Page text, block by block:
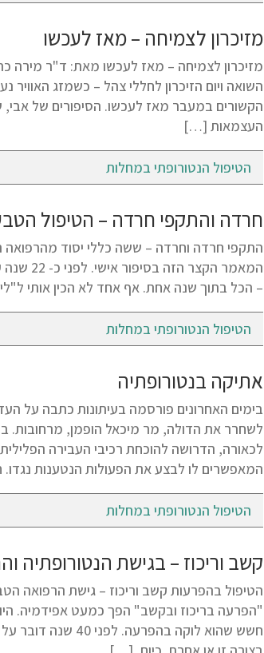
מזיכרון לצמיחה – מאז לעכשו
השואה ויום הזיכרון לחללי צהל – כשמזג האוויר
הקשורים במעבר מאז לעכשו. הסיפורים של אבי,
העצמאות […]
הטיפול הנטורופתי במחלות
חרדה והתקפי חרדה – הטיפול
המאמר
– הכל בתוך שנה אחת. אף אחד לא הכין אותי
הטיפול הנטורופתי במחלות
אתיקה בנטורופתיה
בימים האחרונים פורסמה בעיתונות כתבה על
לשחרר את הדולה, מר מיכאל הופמן, מרחובות.
לכאורה, הדרושה להוכחת רכיבי העבירה
המאפשרים לו לבצע את הפעולות הנטענות נגדו.
הטיפול הנטורופתי במחלות
קשב וריכוז – בגישת הנטורופתיה
"הפרעה בריכוז ובקשב" הפך כמעט אפידמיה.
חשש שהוא לוקה